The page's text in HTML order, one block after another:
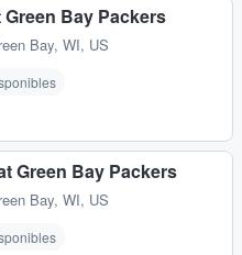
Bay Packers
Bay, WI, US
Green Bay Packers
Bay, WI, US